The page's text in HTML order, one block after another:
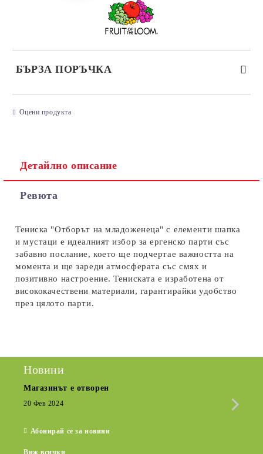
БЪРЗА ПОРЪЧКА
Оцени продукта
Детайлно описание
Ревюта
Тениска "Отборът на младоженеца" с елементи шапка
и мустаци е идеалният избор за ергенско парти със
забавно послание, което ще подчертае важността на
момента и ще зареди атмосферата със смях и
позитивно настроение. Тениската е изработена от
висококачествени материали, гарантирайки удобство
през цялото парти.
Новини
Магазинът е отворен
20 Фев 2024
Абонирай се за новини
Виж всички